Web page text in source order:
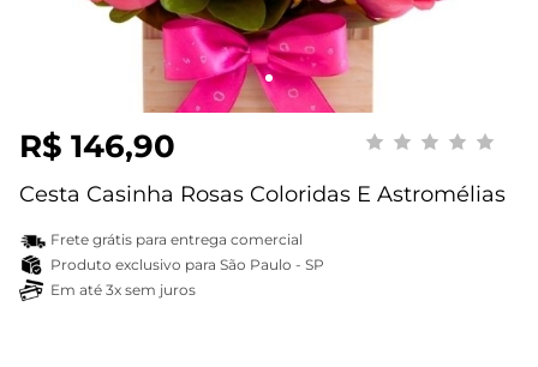
R$ 146,90
Cesta Casinha Rosas Coloridas E Astromélias
Frete grátis para entrega comercial
Produto exclusivo para São Paulo - SP
Em até 3x sem juros